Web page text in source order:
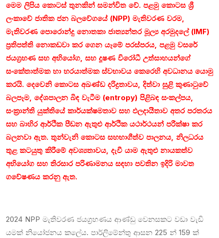
මෙම ලිපිය කොටස් තුනකින් සමන්විත වේ. පළමු කොටස ශ්‍රී
ලංකාවේ ජාතික ජන බලවේගයේ (NPP) මැතිවරණ වරම,
මැතිවරණ පොරොන්දු නොතකා ජාත්‍යන්තර මූල්‍ය අරමුදලේ (IMF)
ප්‍රතිපත්ති නොකඩවා කර ගෙන යෑමේ පරස්පරය, පළමු වසරේ
ජයග්‍රහණ සහ අභියෝග, සහ දූෂණ විරෝධී උත්සාහයන්ගේ
සංකේතාත්මක හා හරයාත්මක ස්වභාවය කෙරෙහි අවධානය යොමු
කරයි. දෙවෙනි කොටස අඛණ්ඩ දරිද්‍රතාවය, දිත්වා සුළි කුණාටුවේ
බලපෑම, දේශපාලන බිඳ වැටීම (entropy) පිළිබඳ සංකල්පය,
සංක්‍රාන්ති යුක්තියේ කාර්යක්ෂමතාව සහ ඵලදායීතාව අතර පරතරය
සහ බාහිර ආර්ථික පීඩන ඇතුළු ආර්ථික යථාර්ථයන් පරීක්ෂා කර
බලනවා ඇත. තුන්වැනි කොටස සහභාගීත්ව පාලනය, නිලධරය
තුළ කටයුතු කිරීමේ අවශ්‍යතාවය, දැවී යාම ඇතුළු නායකත්ව
අභියෝග සහ තිරසාර පරිණාමනය සඳහා පවතින ඉදිරි මාවත
ගවේෂණය කරනු ඇත.
2024 NPP මැතිවරණ ජයග්‍රහණය ආණ්ඩු වෙනසකට වඩා වැඩි
යමක් නියෝජනය කලේය. පාර්ලිමේන්තු ආසන 225 න් 159 ක්